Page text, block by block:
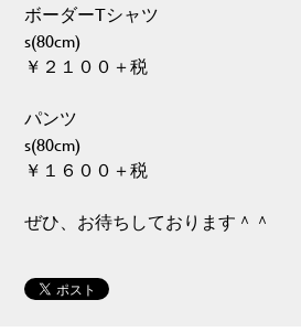
ボーダーTシャツ
s(80cm)
￥２１００＋税
パンツ
s(80cm)
￥１６００＋税
ぜひ、お待ちしております＾＾